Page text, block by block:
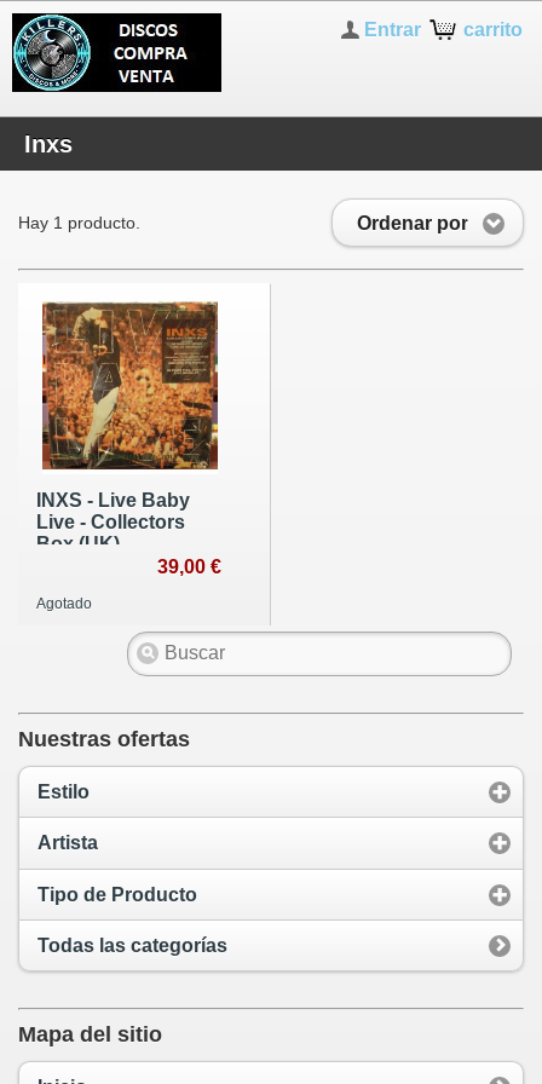
carrito
Entrar
Inxs
Ordenar por
Hay 1 producto.
INXS - Live Baby
Live - Collectors
Box (UK)
39,00 €
Agotado
Nuestras ofertas
Estilo
Artista
Tipo de Producto
Todas las categorías
Mapa del sitio